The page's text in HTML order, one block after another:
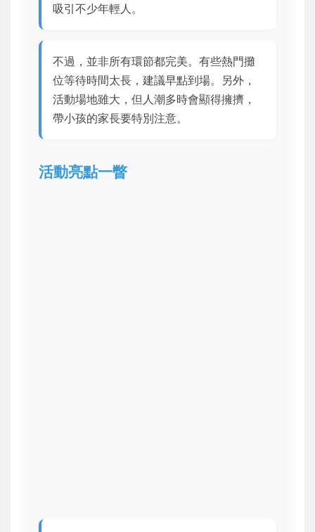
吸引不少年輕人。
不過，並非所有環節都完美。有些熱門攤
位等待時間太長，建議早點到場。另外，
活動場地雖大，但人潮多時會顯得擁擠，
帶小孩的家長要特別注意。
活動亮點一瞥